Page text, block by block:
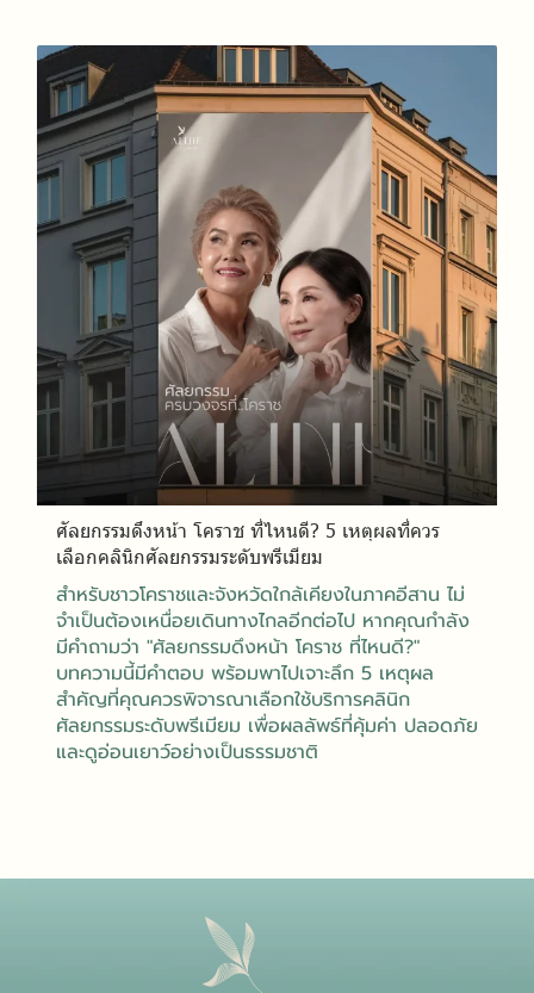
ศัลยกรรมดึงหน้า โคราช ที่ไหนดี? 5 เหตุผลที่ควร
เลือกคลินิกศัลยกรรมระดับพรีเมียม
สำหรับชาวโคราชและจังหวัดใกล้เคียงในภาคอีสาน ไม่
จำเป็นต้องเหนื่อยเดินทางไกลอีกต่อไป หากคุณกำลัง
มีคำถามว่า "ศัลยกรรมดึงหน้า โคราช ที่ไหนดี?"
บทความนี้มีคำตอบ พร้อมพาไปเจาะลึก 5 เหตุผล
สำคัญที่คุณควรพิจารณาเลือกใช้บริการคลินิก
ศัลยกรรมระดับพรีเมียม เพื่อผลลัพธ์ที่คุ้มค่า ปลอดภัย
และดูอ่อนเยาว์อย่างเป็นธรรมชาติ